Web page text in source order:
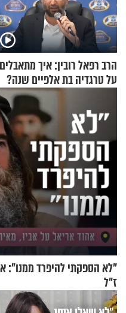
הרב רפאל רובין: איך מתאבלים
על טרגדיה בת אלפיים שנה?
"לא הספקתי להיפרד ממנו":
ז"ל